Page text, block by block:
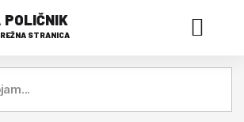
POLIČNIK
STRANICA